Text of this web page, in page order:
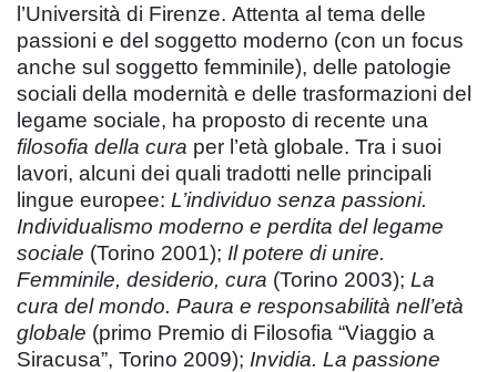
l’Università di Firenze. Attenta al tema delle
passioni e del soggetto moderno (con un focus
anche sul soggetto femminile), delle patologie
sociali della modernità e delle trasformazioni del
legame sociale, ha proposto di recente una
filosofia della cura per l’età globale. Tra i suoi
lavori, alcuni dei quali tradotti nelle principali
lingue europee: L’individuo senza passioni.
Individualismo moderno e perdita del legame
sociale (Torino 2001); Il potere di unire.
Femminile, desiderio, cura (Torino 2003); La
cura del mondo. Paura e responsabilità nell’età
globale (primo Premio di Filosofia “Viaggio a
Siracusa”, Torino 2009); Invidia. La passione